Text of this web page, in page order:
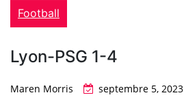
Football
Lyon-PSG 1-4
Maren Morris septembre 5, 2023